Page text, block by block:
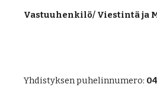
Vastuuhenkilö/ Viestintä ja
Yhdistyksen puhelinnumero: